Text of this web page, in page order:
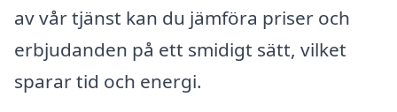
av vår tjänst kan du jämföra priser och
erbjudanden på ett smidigt sätt, vilket
sparar tid och energi.